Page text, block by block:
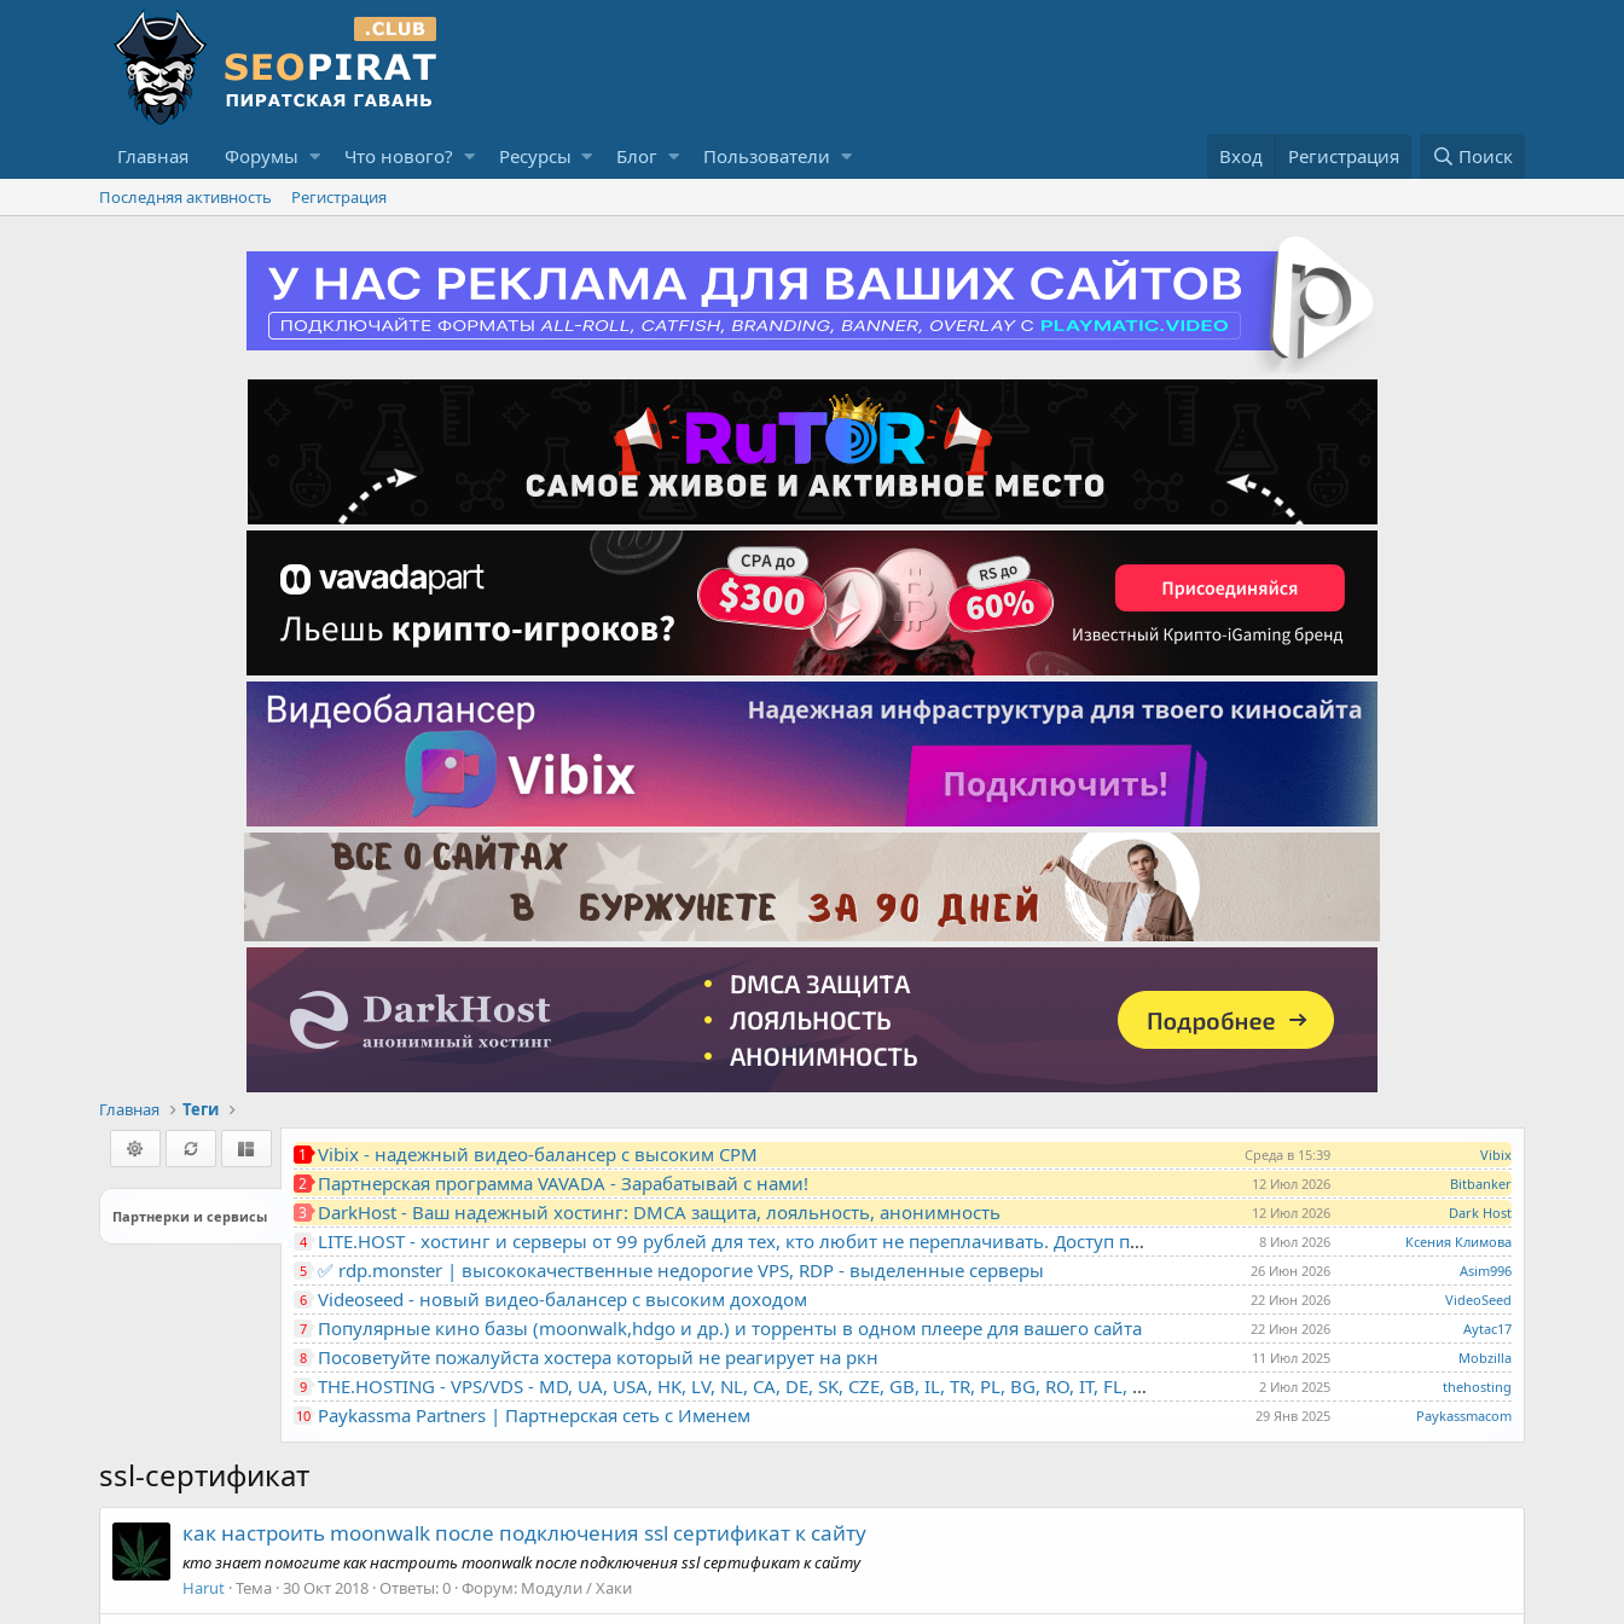
Главная Форумы Что нового? Ресурсы Блог Пользователи Вход Регистрация Поиск
Последняя активность Регистрация
Главная Теги
Партнерки и сервисы
1 Vibix - надежный видео-балансер с высоким CPM Среда в 15:39 Vibix
2 Партнерская программа VAVADA - Зарабатывай с нами! 12 Июл 2026 Bitbanker
3 DarkHost - Ваш надежный хостинг: DMCA защита, лояльность, анонимность 12 Июл 2026
Dark Host
4
LITE.HOST - хостинг и серверы от 99 рублей для тех, кто любит не переплачивать. Доступ по SSH, поддержка PHP, GIT, COMPOSER, сертификаты Let's Encrypt 8 Июл 2026
Ксения Климова
5
✅ rdp.monster | высококачественные недорогие VPS, RDP - выделенные серверы 26 Июн 2026
Asim996
6
Videoseed - новый видео-балансер с высоким доходом 22 Июн 2026
VideoSeed
7
Популярные кино базы (moonwalk,hdgo и др.) и торренты в одном плеере для вашего сайта 22 Июн 2026
Aytac17
8
Посоветуйте пожалуйста хостера который не реагирует на ркн 11 Июл 2025
Mobzilla
9
THE.HOSTING - VPS/VDS - MD, UA, USA, HK, LV, NL, CA, DE, SK, CZE, GB, IL, TR, PL, BG, RO, IT, FL, HU, PT. 2 Июл 2025
thehosting
10 Paykassma Partners | Партнерская сеть с Именем 29 Янв 2025 Paykassmacom
ssl-сертификат
как настроить moonwalk после подключения ssl сертификат к сайту
кто знает помогите как настроить moonwalk после подключения ssl сертификат к сайту
Harut Тема 30 Окт 2018 Ответы: 0 Форум: Модули / Хаки